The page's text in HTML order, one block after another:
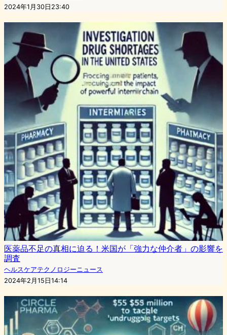
2024年1月30日23:40
医薬品不足の真相に迫る！米国が「強力な仲介者」の影響を
調査
ヘルスケアテクノロジーニュース
2024年2月15日14:14